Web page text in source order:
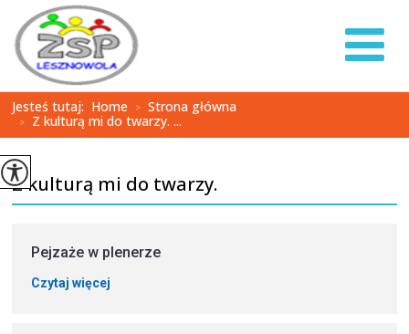
Jesteś tutaj: Home > Strona główna
> Z kulturą mi do twarzy. ...
Z kulturą mi do twarzy.
Pejzaże w plenerze
Czytaj więcej